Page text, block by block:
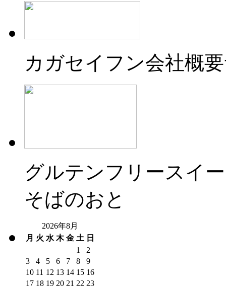
カガセイフン会社概
グルテンフリースイ
そばのおと
2026年8月
月 火 水 木 金 土 日
1
2
3
4 5 6 7 8
9
10 11 12 13 14 15 16
17 18 19 20 21 22 23